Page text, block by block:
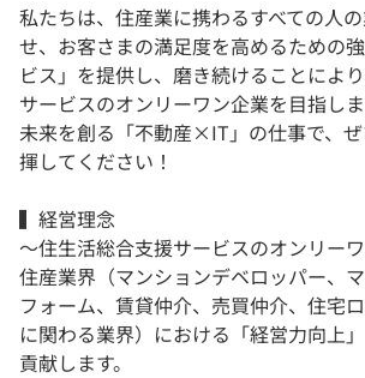
私たちは、住産業に携わるすべての人
せ、お客さまの満足度を高めるための
ビス」を提供し、磨き続けることによ
サービスのオンリーワン企業を目指しま
未来を創る「不動産×IT」の仕事で、
揮してください！
▍経営理念
〜住生活総合支援サービスのオンリー
住産業界（マンションデベロッパー、
フォーム、賃貸仲介、売買仲介、住宅
に関わる業界）における「経営力向上
貢献します。